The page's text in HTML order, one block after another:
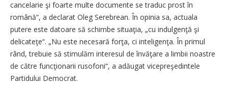
cancelarie şi foarte multe documente se traduc prost în
română“, a declarat Oleg Serebrean. În opinia sa, actuala
putere este datoare să schimbe situaţia, „cu indulgenţă şi
delicateţe“. „Nu este necesară forţa, ci inteligenţa. În primul
rând, trebuie să stimulăm interesul de învăţare a limbii noastre
de către funcţionarii rusofoni“, a adăugat vicepreşedintele
Partidului Democrat.